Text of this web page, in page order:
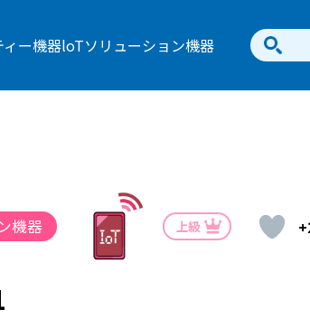
ー機器loTソリューション機器
機器 上級